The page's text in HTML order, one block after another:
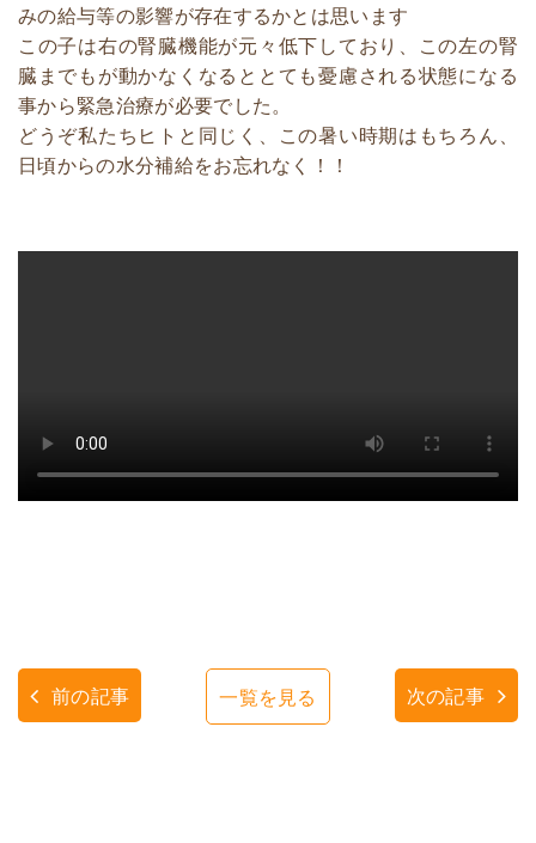
みの給与等の影響が存在するかとは思います
この子は右の腎臓機能が元々低下しており、この左の腎
臓までもが動かなくなるととても憂慮される状態になる
事から緊急治療が必要でした。
どうぞ私たちヒトと同じく、この暑い時期はもちろん、
日頃からの水分補給をお忘れなく！！
前の記事 一覧を見る 次の記事